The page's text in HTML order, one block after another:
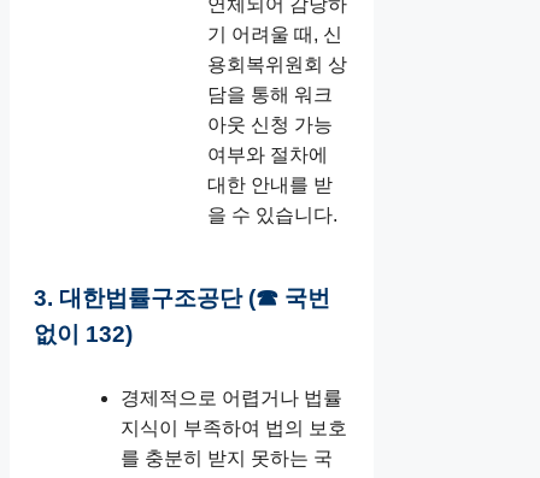
연체되어 감당하
기 어려울 때, 신
용회복위원회 상
담을 통해 워크
아웃 신청 가능
여부와 절차에
대한 안내를 받
을 수 있습니다.
3. 대한법률구조공단 (☎ 국번
없이 132)
경제적으로 어렵거나 법률
지식이 부족하여 법의 보호
를 충분히 받지 못하는 국